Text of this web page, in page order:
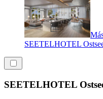
SEETELHOTEL
SEETELHOTEL